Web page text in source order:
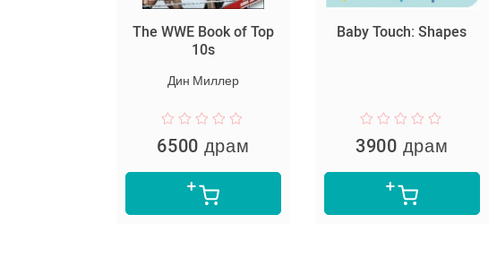
The WWE Book of Top
10s
Дин Миллер
6500 драм
Baby Touch: Shapes
3900 драм